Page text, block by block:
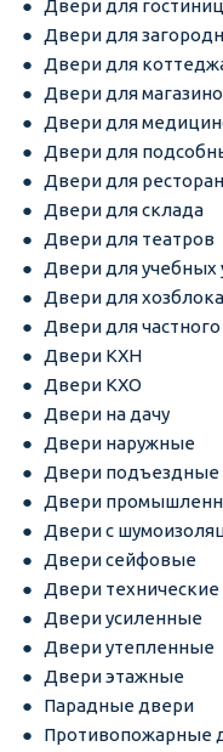
Двери для гостиниц
Двери для
Двери для
Двери для
Двери для
Двери для
Двери для
Двери для склада
Двери для театров
Двери для учебных
Двери для хозблока
Двери для
Двери КХН
Двери КХО
Двери на дачу
Двери наружные
Двери подъездные
Двери
Двери с
Двери сейфовые
Двери технические
Двери усиленные
Двери утепленные
Двери этажные
Парадные двери
Противопожарные